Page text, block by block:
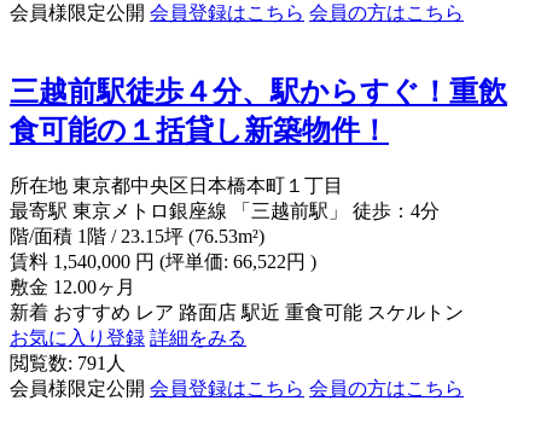
会員様限定公開 会員登録はこちら 会員の方はこちら
三越前駅徒歩４分、駅からすぐ！重飲
食可能の１括貸し新築物件！
所在地 東京都中央区日本橋本町１丁目
最寄駅 東京メトロ銀座線 「三越前駅」 徒歩：4分
階/面積 1階 / 23.15坪 (76.53m²)
賃料 1,540,000 円 (坪単価: 66,522円 )
敷金 12.00ヶ月
新着 おすすめ レア 路面店 駅近 重食可能 スケルトン
お気に入り登録 詳細をみる
閲覧数: 791人
会員様限定公開 会員登録はこちら 会員の方はこちら